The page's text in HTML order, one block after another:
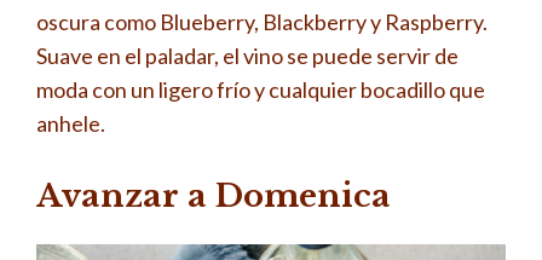
oscura como Blueberry, Blackberry y Raspberry.
Suave en el paladar, el vino se puede servir de
moda con un ligero frío y cualquier bocadillo que
anhele.
Avanzar a Domenica